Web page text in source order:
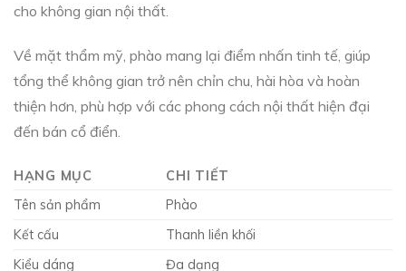
cho không gian nội thất.
Về mặt thẩm mỹ, phào mang lại điểm nhấn tinh tế, giúp
tổng thể không gian trở nên chỉn chu, hài hòa và hoàn
thiện hơn, phù hợp với các phong cách nội thất hiện đại
đến bán cổ điển.
HẠNG MỤC
CHI TIẾT
Tên sản phẩm
Phào
Kết cấu
Thanh liền khối
Kiểu dáng
Đa dạng